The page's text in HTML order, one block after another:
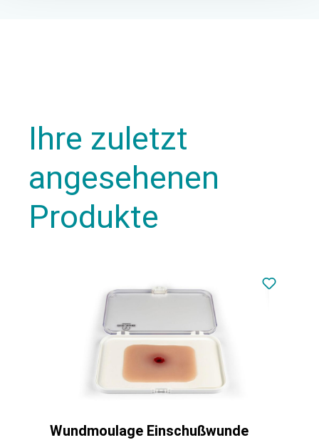
Ihre zuletzt
angesehenen
Produkte
Wundmoulage Einschußwunde